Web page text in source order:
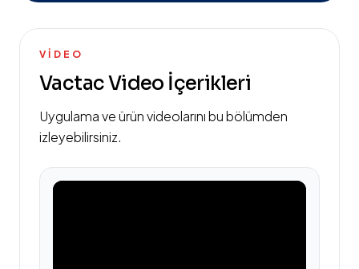
VIDEO
Vactac Video İçerikleri
Uygulama ve ürün videolarını bu bölümden
izleyebilirsiniz.